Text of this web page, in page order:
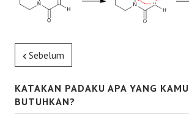
Sebelum
KATAKAN PADAKU APA YANG KAMU
BUTUHKAN?